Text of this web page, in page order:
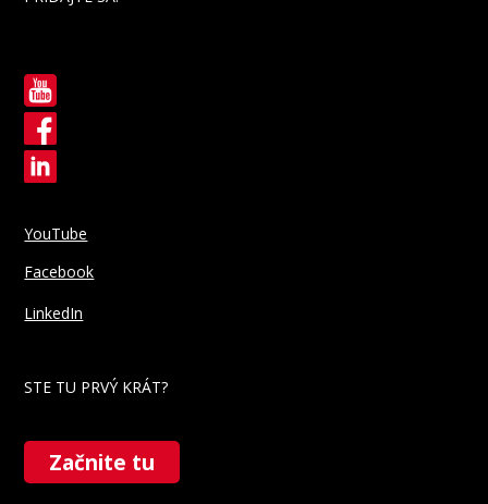
YouTube
Facebook
LinkedIn
STE TU PRVÝ KRÁT?
Začnite tu